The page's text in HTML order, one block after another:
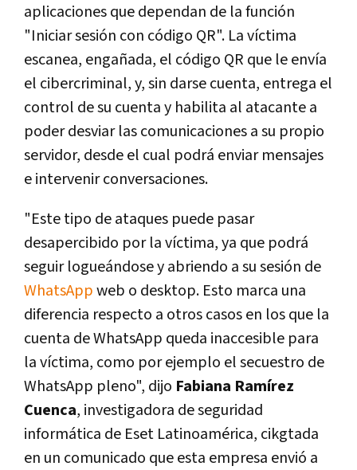
aplicaciones que dependan de la función
"Iniciar sesión con código QR". La víctima
escanea, engañada, el código QR que le envía
el cibercriminal, y, sin darse cuenta, entrega el
control de su cuenta y habilita al atacante a
poder desviar las comunicaciones a su propio
servidor, desde el cual podrá enviar mensajes
e intervenir conversaciones.
"Este tipo de ataques puede pasar
desapercibido por la víctima, ya que podrá
seguir logueándose y abriendo a su sesión de
WhatsAppweb o desktop. Esto marca una
diferencia respecto a otros casos en los que la
cuenta de WhatsApp queda inaccesible para
la víctima, como por ejemplo el secuestro de
WhatsApp pleno", dijo Fabiana Ramírez
Cuenca, investigadora de seguridad
informática de Eset Latinoamérica, cikgtada
en un comunicado que esta empresa envió a